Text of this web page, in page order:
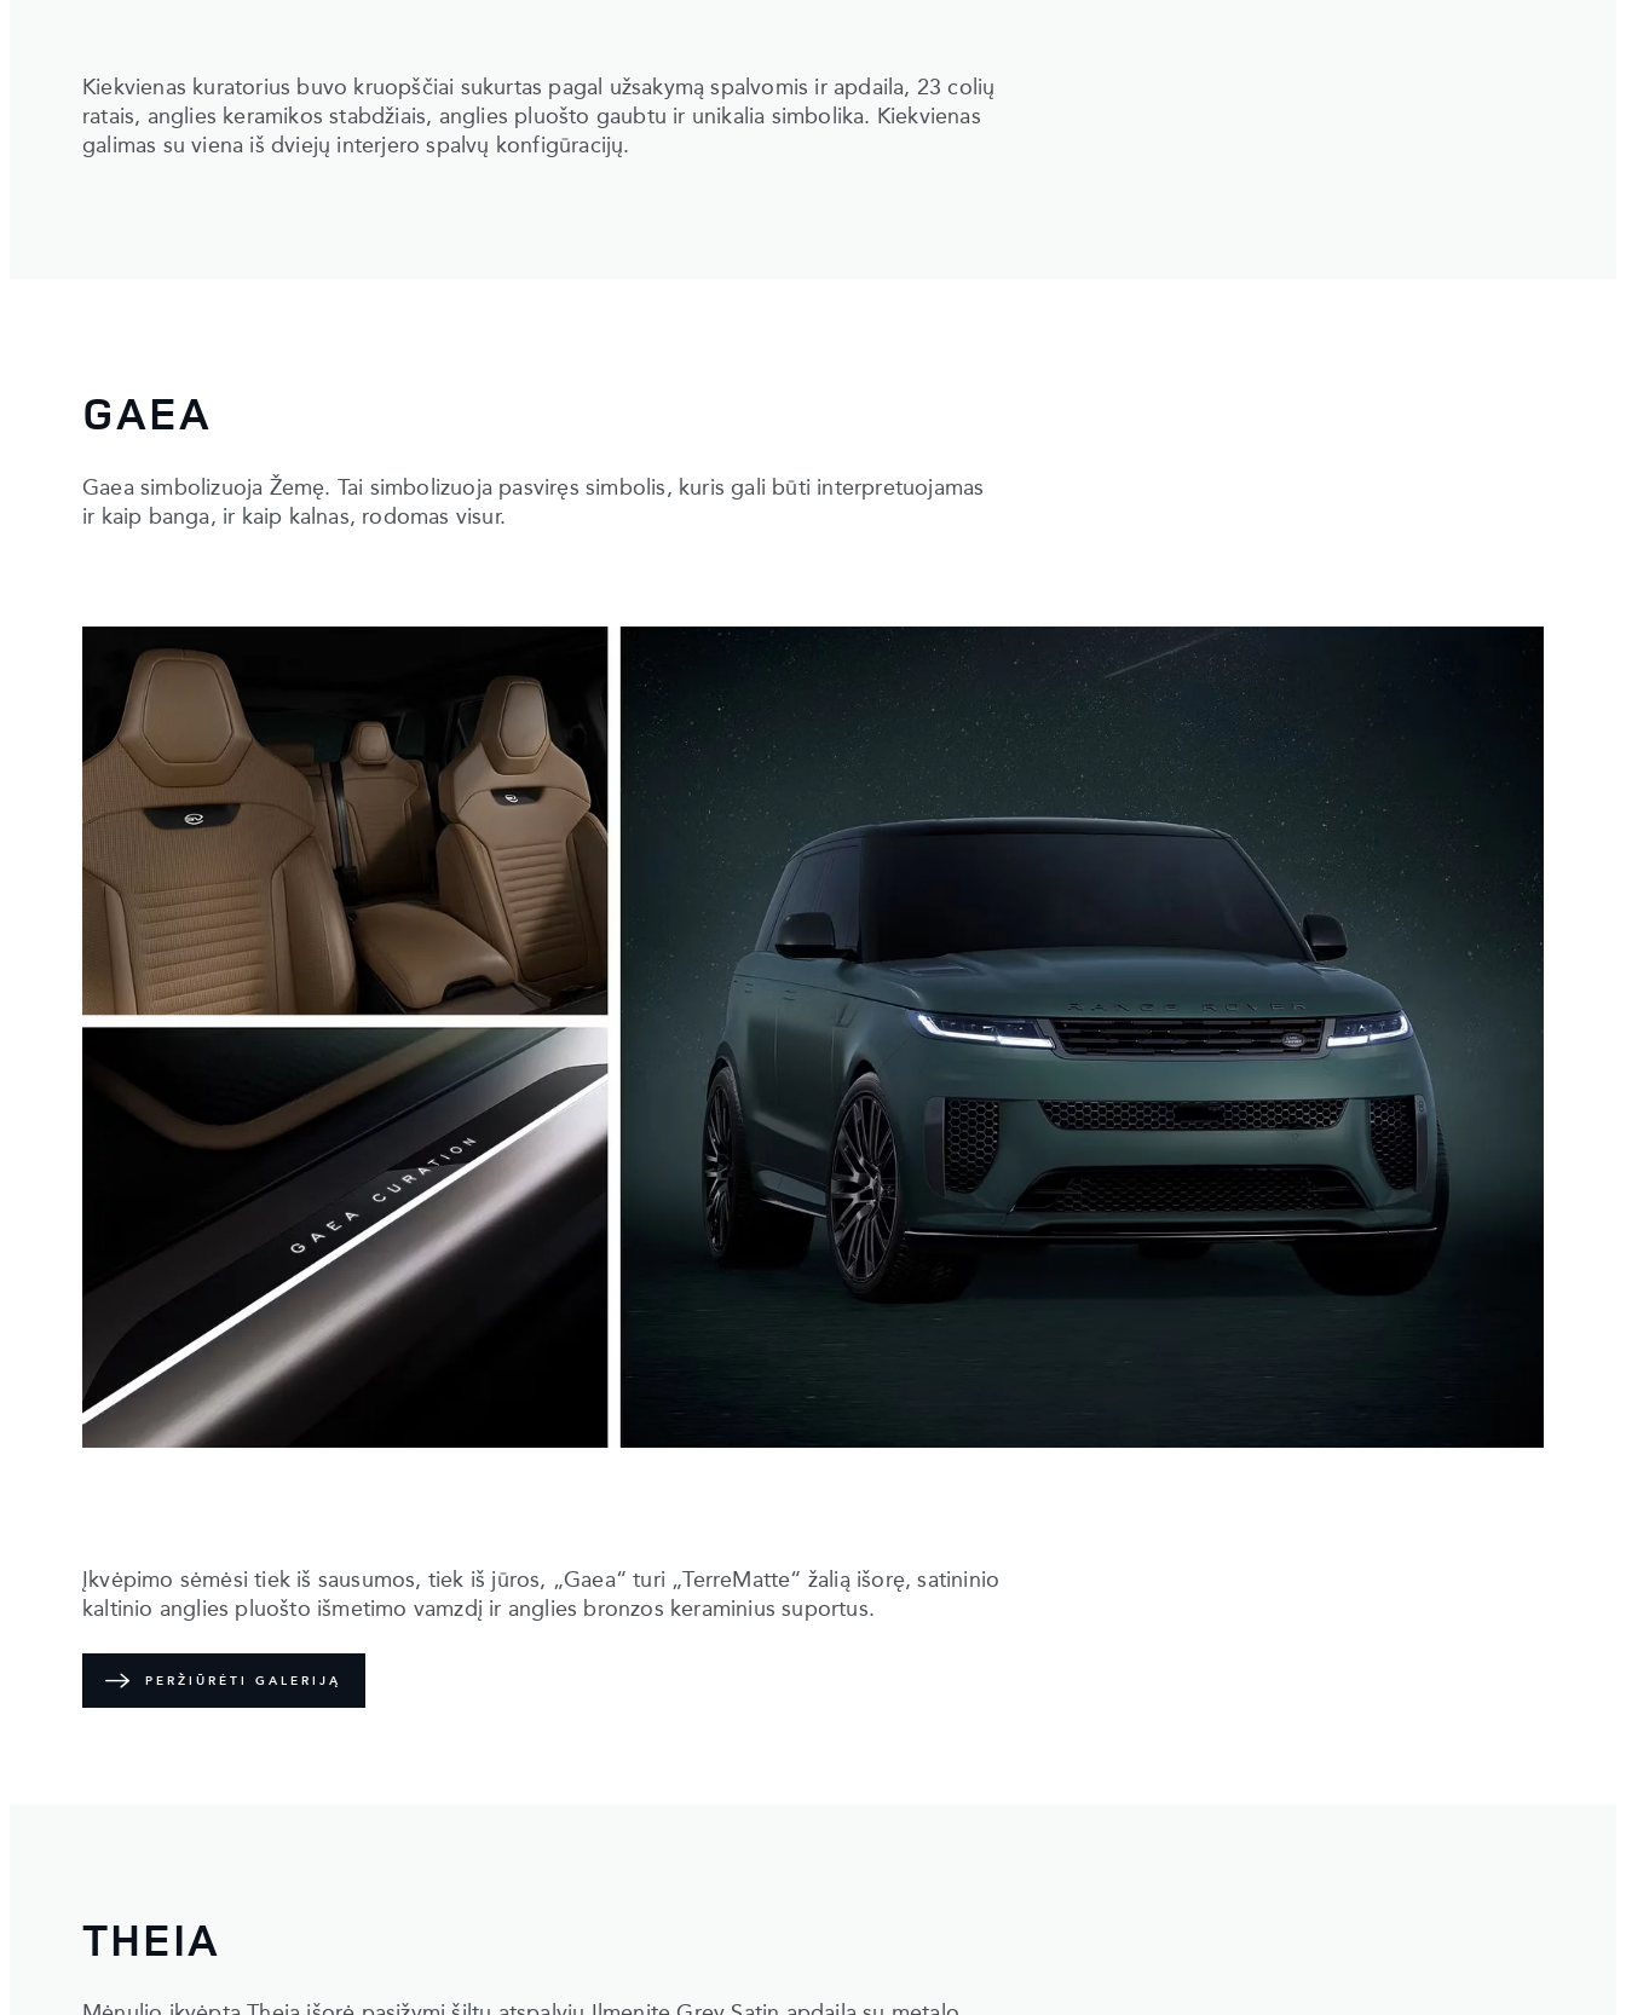
Kiekvienas kuratorius buvo kruopščiai sukurtas pagal užsakymą spalvomis ir apdaila, 23 colių
ratais, anglies keramikos stabdžiais, anglies pluošto gaubtu ir unikalia simbolika. Kiekvienas
galimas su viena iš dviejų interjero spalvų konfigūracijų.
GAEA
Gaea simbolizuoja Žemę. Tai simbolizuoja pasviręs simbolis, kuris gali būti interpretuojamas
ir kaip banga, ir kaip kalnas, rodomas visur.
Įkvėpimo sėmėsi tiek iš sausumos, tiek iš jūros, „Gaea“ turi „TerreMatte“ žalią išorę, satininio
kaltinio anglies pluošto išmetimo vamzdį ir anglies bronzos keraminius suportus.
PERŽIŪRĖTI GALERIJĄ
THEIA